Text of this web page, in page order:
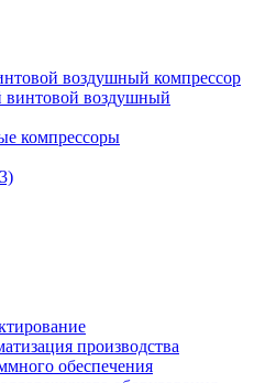
воздушный компрессор
винтовой воздушный
компрессоры
производства
обеспечения